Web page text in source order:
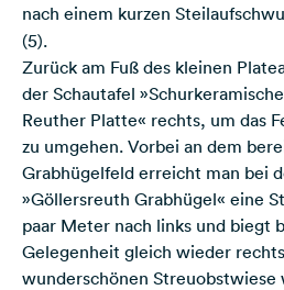
nach einem kurzen
(5).
Zurück am Fuß des kleinen
der Schautafel
Reuther Platte« rechts, um das
zu umgehen. Vorbei an dem
Grabhügelfeld erreicht man bei
»Göllersreuth Grabhügel« eine
paar Meter nach links und biegt
Gelegenheit gleich wieder
wunderschönen Streuobstwiese